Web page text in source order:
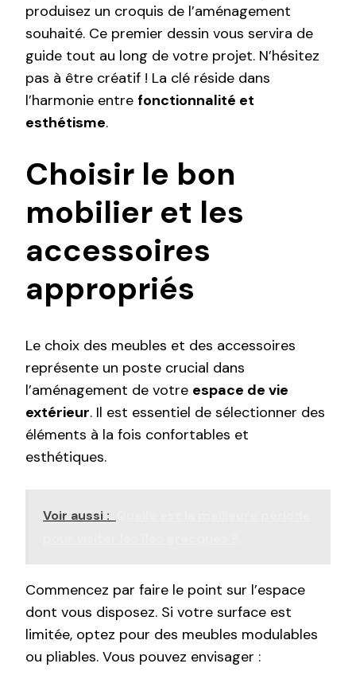
produisez un croquis de l’aménagement
souhaité. Ce premier dessin vous servira de
guide tout au long de votre projet. N’hésitez
pas à être créatif ! La clé réside dans
l’harmonie entre fonctionnalité et
esthétisme.
Choisir le bon
mobilier et les
accessoires
appropriés
Le choix des meubles et des accessoires
représente un poste crucial dans
l’aménagement de votre espace de vie
extérieur. Il est essentiel de sélectionner des
éléments à la fois confortables et
esthétiques.
Voir aussi :
Commencez par faire le point sur l’espace
dont vous disposez. Si votre surface est
limitée, optez pour des meubles modulables
ou pliables. Vous pouvez envisager :